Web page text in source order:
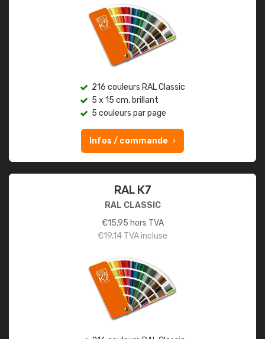
216 couleurs RAL Classic
5 x 15 cm, brillant
5 couleurs par page
Infos / commande
RAL K7
RAL CLASSIC
€15,95 hors TVA
€19,14 TVA incluse